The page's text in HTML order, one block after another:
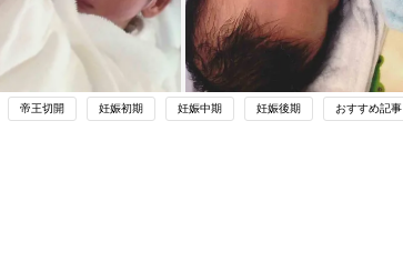
帝王切開 妊娠初期 妊娠中期 妊娠後期 おすすめ記事